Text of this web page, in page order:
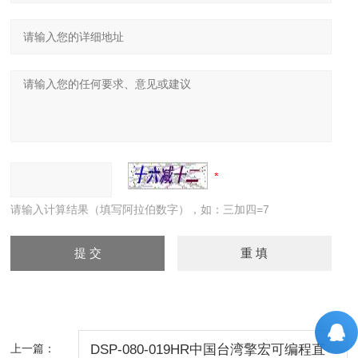
请输入计算结果（填写阿拉伯数字），如：三加四=7
上一篇： DSP-080-019HR中国台湾擎宏可编程直